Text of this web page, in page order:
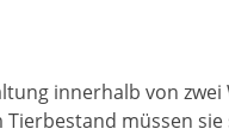
innerhalb von
müssen